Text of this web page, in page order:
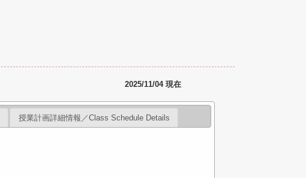
2025/11/04 現在
授業計画詳細情報／Class Schedule Details